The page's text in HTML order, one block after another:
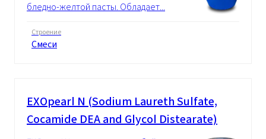
бледно-желтой пасты. Обладает...
Строение
Смеси
EXOpearl N (Sodium Laureth Sulfate,
Cocamide DEA and Glycol Distearate)